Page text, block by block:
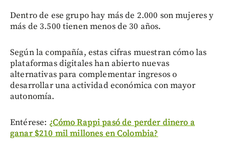
Dentro de ese grupo hay más de 2.000 son mujeres y
más de 3.500 tienen menos de 30 años.
Según la compañía, estas cifras muestran cómo las
plataformas digitales han abierto nuevas
alternativas para complementar ingresos o
desarrollar una actividad económica con mayor
autonomía.
Entérese: ¿Cómo Rappi pasó de perder dinero a
ganar $210 mil millones en Colombia?